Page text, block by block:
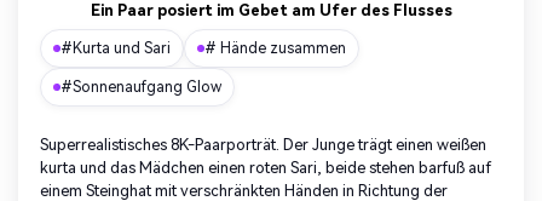
Ein Paar posiert im Gebet am Ufer des Flusses
#Kurta und Sari # Hände zusammen
#Sonnenaufgang Glow
Superrealistisches 8K-Paarporträt. Der Junge trägt einen weißen
kurta und das Mädchen einen roten Sari, beide stehen barfuß auf
einem Steinghat mit verschränkten Händen in Richtung der